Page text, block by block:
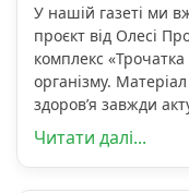
У нашій газеті ми
проєкт від Олесі
комплекс
організму.
здоров’я завжди
Читати далі...